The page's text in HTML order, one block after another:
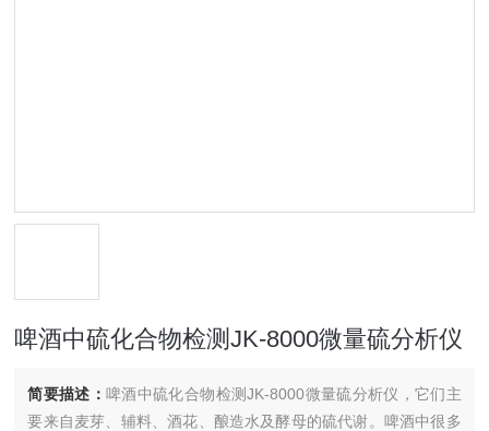
啤酒中硫化合物检测JK-8000微量硫分析仪
简要描述：啤酒中硫化合物检测JK-8000微量硫分析仪，它们主
要来自麦芽、辅料、酒花、酿造水及酵母的硫代谢。啤酒中很多